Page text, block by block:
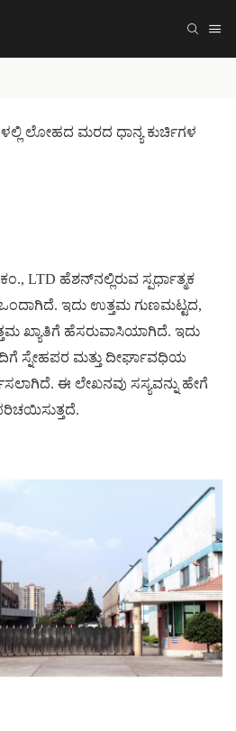
ಲೋಹದ ಮರದ ಧಾನ್ಯ ಕುರ್ಚಿಗಳ
LTD ಹೆಶನ್‌ನಲ್ಲಿರುವ ಸ್ಪರ್ಧಾತ್ಮಕ
ಇದು ಉತ್ತಮ ಗುಣಮಟ್ಟದ,
ಖ್ಯಾತಿಗೆ ಹೆಸರುವಾಸಿಯಾಗಿದೆ. ಇದು
ಸ್ನೇಹಪರ ಮತ್ತು ದೀರ್ಘಾವಧಿಯ
ಈ ಲೇಖನವು ಸಸ್ಯವನ್ನು ಹೇಗೆ